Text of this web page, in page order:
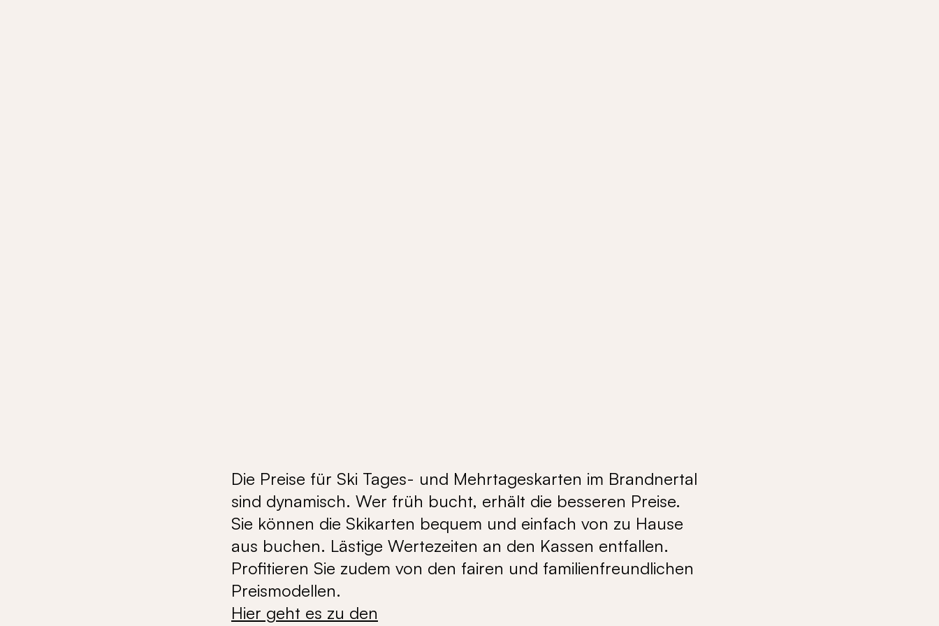
Die Preise für Ski Tages- und Mehrtageskarten im Brandnertal
sind dynamisch. Wer früh bucht, erhält die besseren Preise.
Sie können die Skikarten bequem und einfach von zu Hause
aus buchen. Lästige Wertezeiten an den Kassen entfallen.
Profitieren Sie zudem von den fairen und familienfreundlichen
Preismodellen.
Hier geht es zu den